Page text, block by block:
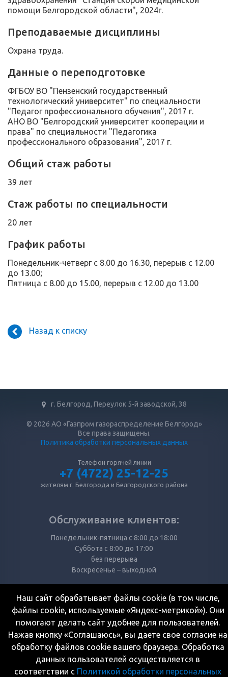
помощи Белгородской области", 2024г.
Преподаваемые дисциплины
Охрана труда.
Данные о переподготовке
ФГБОУ ВО "Пензенский государственный
технологический университет" по специальности
"Педагог профессионального обучения", 2017 г.
АНО ВО "Белгородский университет кооперации и
права" по специальности "Педагогика
профессионального образования", 2017 г.
Общий стаж работы
39 лет
Стаж работы по специальности
20 лет
График работы
Понедельник-четверг с 8.00 до 16.30, перерыв с 12.00
до 13.00;
Пятница с 8.00 до 15.00, перерыв с 12.00 до 13.00
Назад к списку
г. Белгород, Переулок 5-й заводской, 38
© 2026 АО «Газпром газораспределение Белгород»
Все права защищены.
Политика обработки персональных данных
Телефон горячей линии
+7 (4722) 25-12-25
жителям г. Белгорода и Белгородского района
Обслуживание клиентов:
Понедельник-пятница с 8:00 до 18:00
Суббота с 8:00 до 17:00
без перерыва
Воскресенье – выходной
Режим работы кассы:
Понедельник-суббота с 8:00 до 17:00
перерыв с 12:00 до 13:00
Воскресенье – выходной
Наш сайт обрабатывает файлы cookie (в том числе,
файлы cookie, используемые «Яндекс-метрикой»). Они
помогают делать сайт удобнее для пользователей.
Нажав кнопку «Соглашаюсь», вы даете свое согласие на
обработку файлов cookie вашего браузера. Обработка
данных пользователей осуществляется в
соответствии с Политикой обработки персональных